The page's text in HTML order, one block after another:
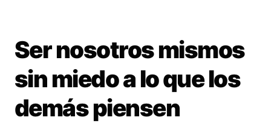
Ser nosotros mismos
sin miedo a lo que los
demás piensen